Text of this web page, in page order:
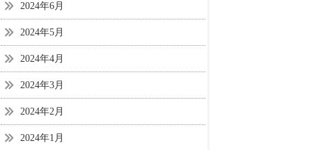
2024年6月
2024年5月
2024年4月
2024年3月
2024年2月
2024年1月